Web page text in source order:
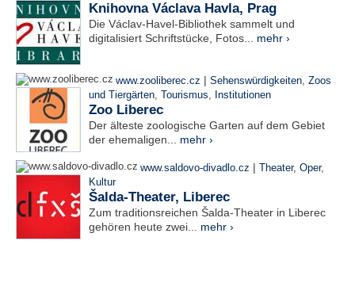
Knihovna Václava Havla, Prag
Die Václav-Havel-Bibliothek sammelt und
digitalisiert Schriftstücke, Fotos... mehr ›
www.zooliberec.cz | Sehenswürdigkeiten, Zoos
und Tiergärten, Tourismus, Institutionen
Zoo Liberec
Der älteste zoologische Garten auf dem Gebiet
der ehemaligen... mehr ›
www.saldovo-divadlo.cz | Theater, Oper,
Kultur
Šalda-Theater, Liberec
Zum traditionsreichen Šalda-Theater in Liberec
gehören heute zwei... mehr ›